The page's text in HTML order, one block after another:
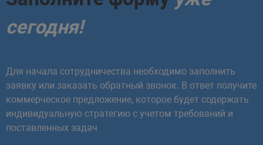
сегодня!
Для начала сотрудничества необходимо заполнить
заявку или заказать обратный звонок. В ответ получите
коммерческое предложение, которое будет содержать
индивидуальную стратегию с учетом требований и
поставленных задач